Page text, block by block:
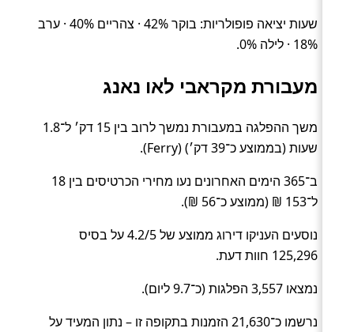
שעות יציאה פופולריות: בוקר 42% · צהריים 40% · ערב
18% · לילה 0%.
מעבורת מקראבי לאו נאנג
משך ההפלגה במעבורת נמשך לרוב בין 15 דק׳ ל־1.8
שעות (בממוצע כ־39 דק׳) (Ferry).
ב־365 הימים האחרונים נעו מחירי הכרטיסים בין 18
ל־153 ₪ (ממוצע כ־56 ₪).
נוסעים העניקו דירוג ממוצע של 4.2/5 על בסיס
125,296 חוות דעת.
נמצאו 3,557 הפלגות (כ־9.7 ליום).
נרשמו כ־21,630 הזמנות בתקופה זו – נתון המעיד על